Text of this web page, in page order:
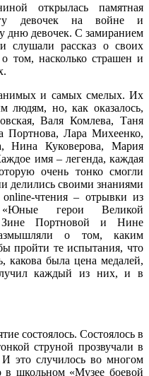
открылась памятная
девочек на войне и
дню девочек. С замиранием
слушали рассказ о своих
том, насколько страшен и
и самых смелых. Их
людям, но, как оказалось,
Валя Комлева, Таня
Портнова, Лара Михеенко,
Нина Куковерова, Мария
имя – легенда, каждая
очень тонко смогли
делились своими знаниями
чтения – отрывки из
герои Великой
Портновой и Нине
о том, каким
пройти те испытания, что
какова была цена медалей,
каждый из них, и в
состоялось. Состоялось в
струной прозвучали в
это случилось во многом
в школьном «Музее боевой